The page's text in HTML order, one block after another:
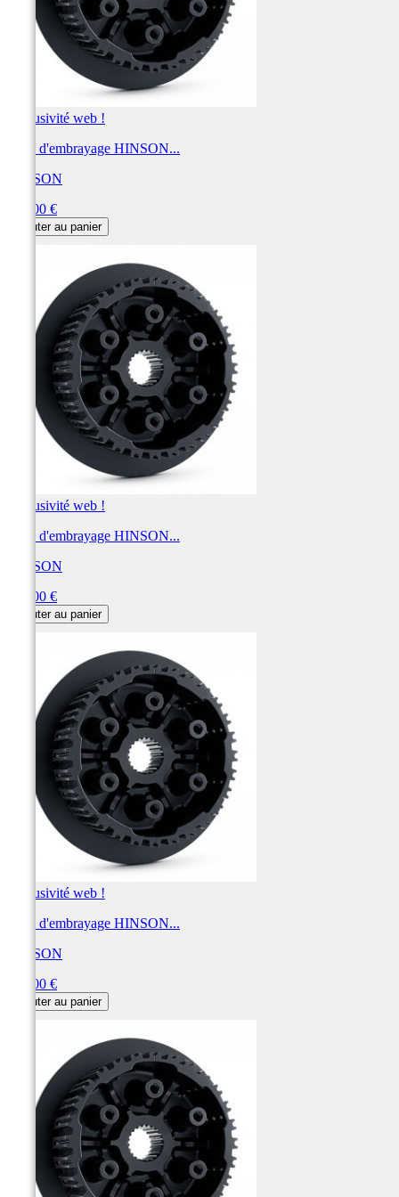
Exclusivité web !
Noix d'embrayage HINSON...
HINSON
420,00 €
Ajouter au panier
Exclusivité web !
Noix d'embrayage HINSON...
HINSON
420,00 €
Ajouter au panier
Exclusivité web !
Noix d'embrayage HINSON...
HINSON
420,00 €
Ajouter au panier